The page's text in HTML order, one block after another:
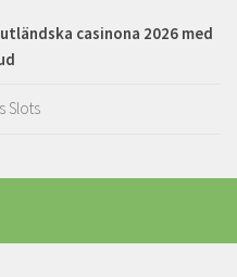
casinona 2026 med
Slots